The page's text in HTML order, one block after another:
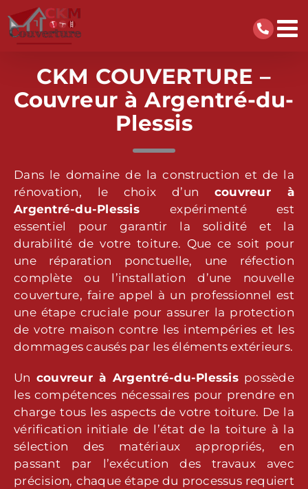
Passer
au
contenu
CKM COUVERTURE –
Couvreur à Argentré-du-
Plessis
Dans le domaine de la construction et de la
rénovation, le choix d’un couvreurà
Argentré-du-Plessisexpérimenté est
essentiel pour garantir la solidité et la
durabilité de votre toiture. Que ce soit pour
une réparation ponctuelle, une réfection
complète ou l’installation d’une nouvelle
couverture, faire appel à un professionnel est
une étape cruciale pour assurer la protection
de votre maison contre les intempéries et les
dommages causés par les éléments extérieurs.
Un couvreur à Argentré-du-Plessispossède
les compétences nécessaires pour prendre en
charge tous les aspects de votre toiture. De la
vérification initiale de l’état de la toiture à la
sélection des matériaux appropriés, en
passant par l’exécution des travaux avec
précision, chaque étape du processus requiert